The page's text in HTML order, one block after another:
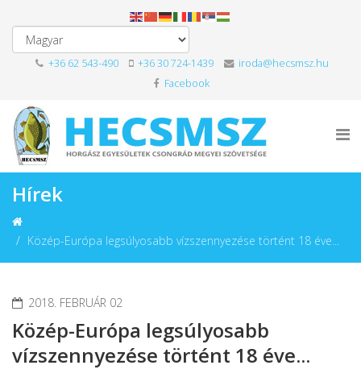
+36 62 543-490 +36 30 724-1439
iroda@hecsmsz.hu
Facebook
Hírek
Közép-Európa legsúlyosabb vízszennyezése történt 18 éve...
2018. FEBRUÁR 02
Közép-Európa legsúlyosabb
vízszennyezése történt 18 éve...